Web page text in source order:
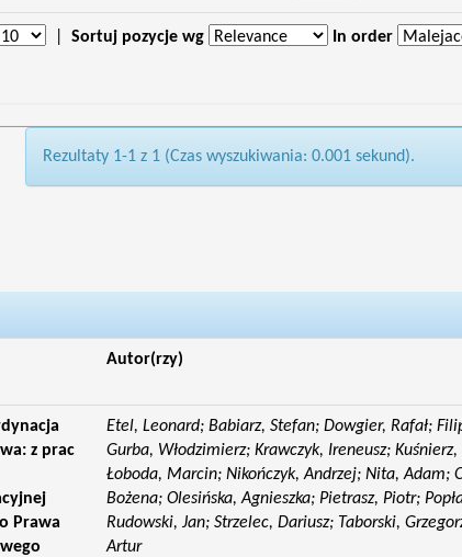
Sortuj pozycje wg In order
Rezultaty 1-1 z 1 (Czas wyszukiwania: 0.001 sekund).
Autor(rzy)
z prac
Prawa
Etel, Leonard; Babiarz, Stefan; Dowgier, Rafał;
Gurba, Włodzimierz; Krawczyk, Ireneusz; Kuśnierz,
Łoboda, Marcin; Nikończyk, Andrzej; Nita, Adam;
Bożena; Olesińska, Agnieszka; Pietrasz, Piotr;
Rudowski, Jan; Strzelec, Dariusz; Taborski,
Artur